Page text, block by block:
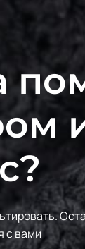
с вами